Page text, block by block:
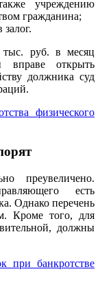
учреждению
гражданина;
руб. в месяц
вправе открыть
должника суд
физического
преувеличено.
есть
Однако перечень
Кроме того, для
должны
при банкротстве